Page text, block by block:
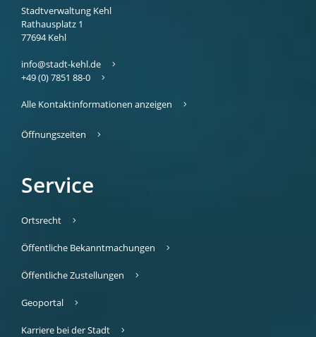
Stadtverwaltung Kehl
Rathausplatz 1
77694 Kehl
info@stadt-kehl.de
+49 (0) 7851 88-0
Alle Kontaktinformationen anzeigen
Öffnungszeiten
Service
Ortsrecht
Öffentliche Bekanntmachungen
Öffentliche Zustellungen
Geoportal
Karriere bei der Stadt